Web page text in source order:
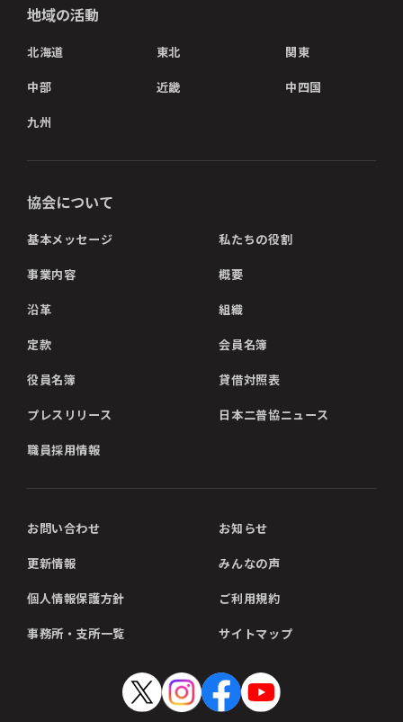
地域の活動
北海道 東北 関東
中部 近畿 中四国
九州
協会について
基本メッセージ 私たちの役割
事業内容 概要
沿革 組織
定款 会員名簿
役員名簿 貸借対照表
プレスリリース 日本二普協ニュース
職員採用情報
お問い合わせ お知らせ
更新情報 みんなの声
個人情報保護方針 ご利用規約
事務所・支所一覧 サイトマップ